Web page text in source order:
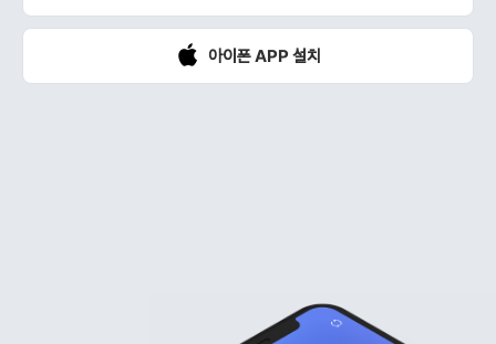
아이폰 APP 설치